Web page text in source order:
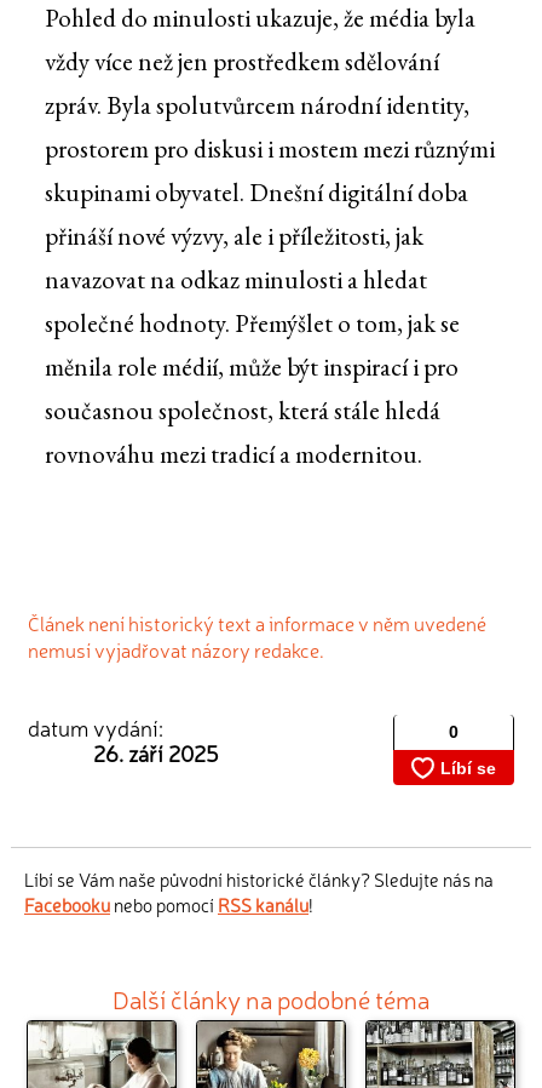
Pohled do minulosti ukazuje, že média byla
vždy více než jen prostředkem sdělování
zpráv. Byla spolutvůrcem národní identity,
prostorem pro diskusi i mostem mezi různými
skupinami obyvatel. Dnešní digitální doba
přináší nové výzvy, ale i příležitosti, jak
navazovat na odkaz minulosti a hledat
společné hodnoty. Přemýšlet o tom, jak se
měnila role médií, může být inspirací i pro
současnou společnost, která stále hledá
rovnováhu mezi tradicí a modernitou.
Článek není historický text a informace v něm uvedené
nemusí vyjadřovat názory redakce.
datum vydání:
26. září 2025
Líbí se Vám naše původní historické články? Sledujte nás na
Facebookunebo pomocí RSS kanálu!
Další články na podobné téma